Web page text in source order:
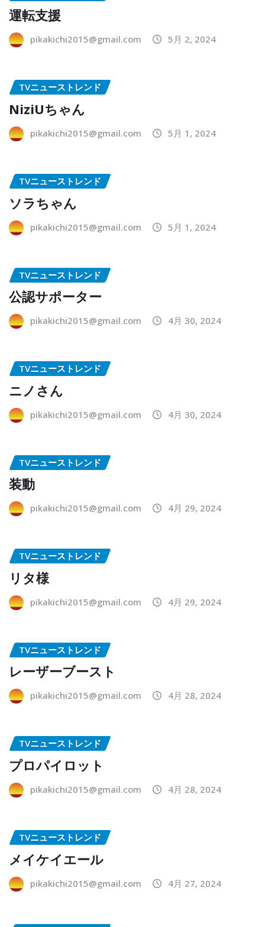
運転支援
pikakichi2015@gmail.com 5月 2, 2024
TVニューストレンド
NiziUちゃん
pikakichi2015@gmail.com 5月 1, 2024
TVニューストレンド
ソラちゃん
pikakichi2015@gmail.com 5月 1, 2024
TVニューストレンド
公認サポーター
pikakichi2015@gmail.com 4月 30, 2024
TVニューストレンド
ニノさん
pikakichi2015@gmail.com 4月 30, 2024
TVニューストレンド
装動
pikakichi2015@gmail.com 4月 29, 2024
TVニューストレンド
リタ様
pikakichi2015@gmail.com 4月 29, 2024
TVニューストレンド
レーザーブースト
pikakichi2015@gmail.com 4月 28, 2024
TVニューストレンド
プロパイロット
pikakichi2015@gmail.com 4月 28, 2024
TVニューストレンド
メイケイエール
pikakichi2015@gmail.com 4月 27, 2024